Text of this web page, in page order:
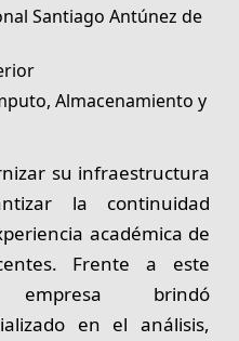
Santiago Antúnez de
Almacenamiento y
su infraestructura
la continuidad
académica de
Frente a este
brindó
en el análisis,